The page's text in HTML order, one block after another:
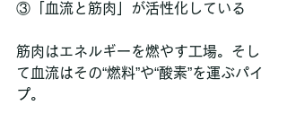
③「血流と筋肉」が活性化している
筋肉はエネルギーを燃やす工場。そし
て血流はその“燃料”や“酸素”を運ぶパイ
プ。